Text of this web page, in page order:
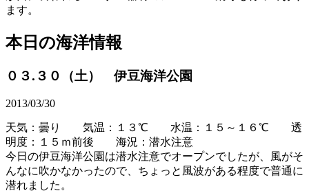
ます。
本日の海洋情報
０３.３０（土） 伊豆海洋公園
2013/03/30
天気：曇り 気温：１３℃ 水温：１５～１６℃ 透
明度：１５ｍ前後 海況：潜水注意
今日の伊豆海洋公園は潜水注意でオープンでしたが、風がそ
んなに吹かなかったので、ちょっと風波がある程度で普通に
潜れました。